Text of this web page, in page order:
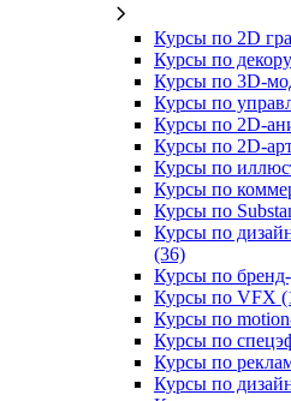
Курсы по 2D
Курсы по
Курсы по
Курсы по
Курсы по
Курсы по
Курсы по
Курсы по
Курсы по
Курсы по
(36)
Курсы по
Курсы по VFX
Курсы по
Курсы по
Курсы по
Курсы по